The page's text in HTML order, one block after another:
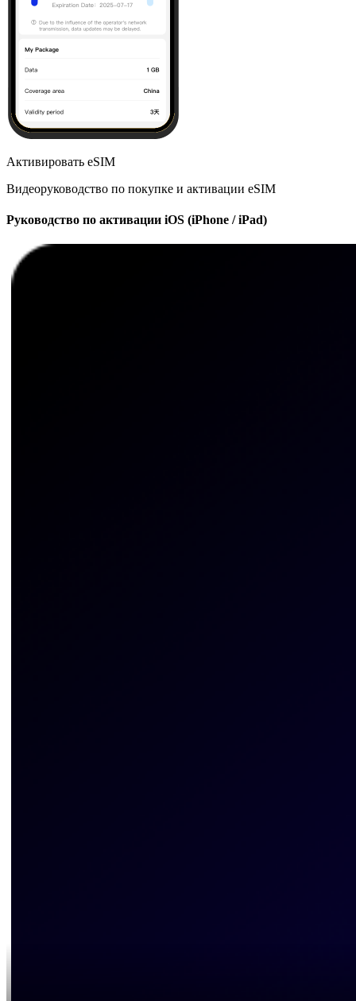
Активировать eSIM
Видеоруководство по покупке и активации eSIM
Руководство по активации iOS (iPhone / iPad)